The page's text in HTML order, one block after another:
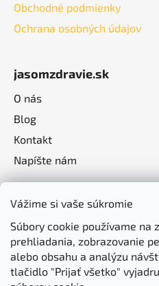
Vážime si vaše súkromie
Súbory cookie používame na
prehliadania, zobrazovanie
alebo obsahu a analýzu
tlačidlo "Prijať všetko"
Obchodné podmienky
Ochrana osobných údajov
jasomzdravie.sk
O nás
Blog
Kontakt
Napíšte nám